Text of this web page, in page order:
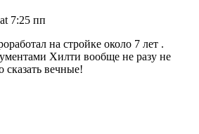
7:25 пп
на стройке около 7 лет .
Хилти вообще не разу не
вечные!